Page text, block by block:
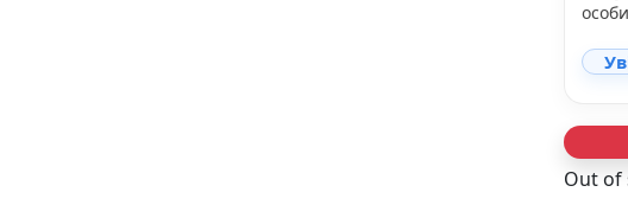
Out of